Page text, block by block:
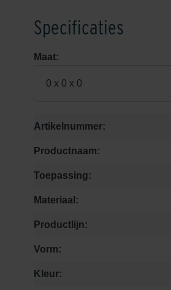
Specificaties
Maat:
0 x 0 x 0
Artikelnummer:
Productnaam:
Toepassing:
Materiaal:
Productlijn:
Vorm:
Kleur: